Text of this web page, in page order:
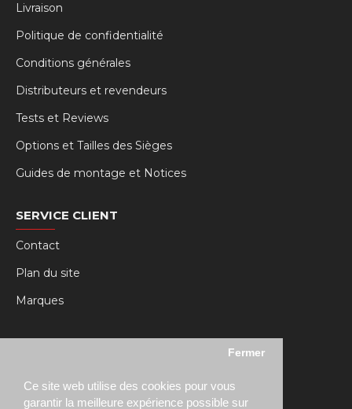
Ce site web utilise des cookies pour vous
garantir la meilleure expérience possible sur
Fermer
Livraison
Politique de confidentialité
Conditions générales
Distributeurs et revendeurs
Tests et Reviews
Options et Tailles des Sièges
Guides de montage et Notices
SERVICE CLIENT
Contact
Plan du site
Marques
MY RSEAT
Historique des commandes